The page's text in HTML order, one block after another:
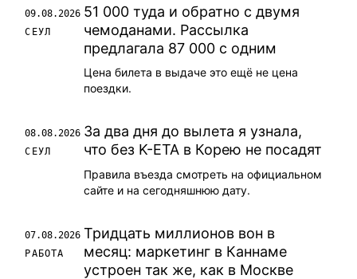
09.08.2026
СЕУЛ
51 000 туда и обратно с двумя
чемоданами. Рассылка
предлагала 87 000 с одним
Цена билета в выдаче это ещё не цена
поездки.
08.08.2026
СЕУЛ
За два дня до вылета я узнала,
что без K-ETA в Корею не посадят
Правила въезда смотреть на официальном
сайте и на сегодняшнюю дату.
07.08.2026
РАБОТА
Тридцать миллионов вон в
месяц: маркетинг в Каннаме
устроен так же, как в Москве